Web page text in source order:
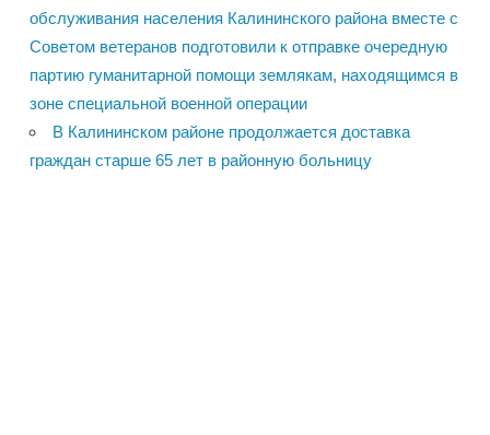
обслуживания населения Калининского района вместе с
Советом ветеранов подготовили к отправке очередную
партию гуманитарной помощи землякам, находящимся в
зоне специальной военной операции
В Калининском районе продолжается доставка
граждан старше 65 лет в районную больницу